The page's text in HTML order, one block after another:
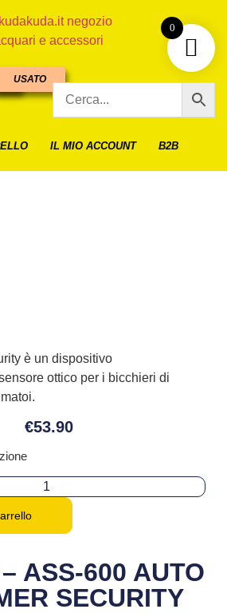
USATO
IL MIO ACCOUNT B2B
è un dispositivo
ottico per i bicchieri di
€53.90
ASS-600 AUTO
SECURITY
0